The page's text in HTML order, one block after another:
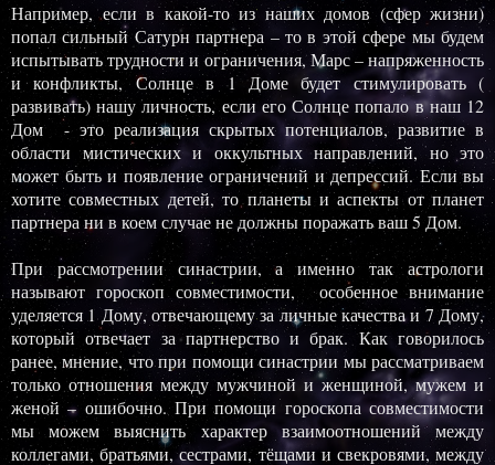
Например, если в какой-то из наших домов (сфер жизни)
попал сильный Сатурн партнера – то в этой сфере мы будем
испытывать трудности и ограничения, Марс – напряженность
и конфликты, Солнце в 1 Доме будет стимулировать (
развивать) нашу личность, если его Солнце попало в наш 12
Дом - это реализация скрытых потенциалов, развитие в
области мистических и оккультных направлений, но это
может быть и появление ограничений и депрессий. Если вы
хотите совместных детей, то планеты и аспекты от планет
партнера ни в коем случае не должны поражать ваш 5 Дом.
При рассмотрении синастрии, а именно так астрологи
называют гороскоп совместимости, особенное внимание
уделяется 1 Дому, отвечающему за личные качества и 7 Дому,
который отвечает за партнерство и брак. Как говорилось
ранее, мнение, что при помощи синастрии мы рассматриваем
только отношения между мужчиной и женщиной, мужем и
женой – ошибочно. При помощи гороскопа совместимости
мы можем выяснить характер взаимоотношений между
коллегами, братьями, сестрами, тёщами и свекровями, между